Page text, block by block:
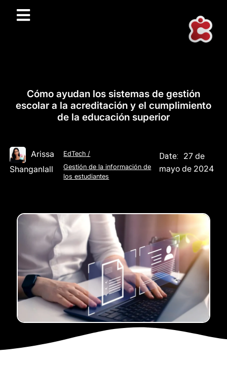
Cómo ayudan los sistemas de gestión
escolar a la acreditación y el cumplimiento
de la educación superior
Arissa
Shanganlall
EdTech /
Gestión de la información de
los estudiantes
Date:
27 de
mayo de 2024